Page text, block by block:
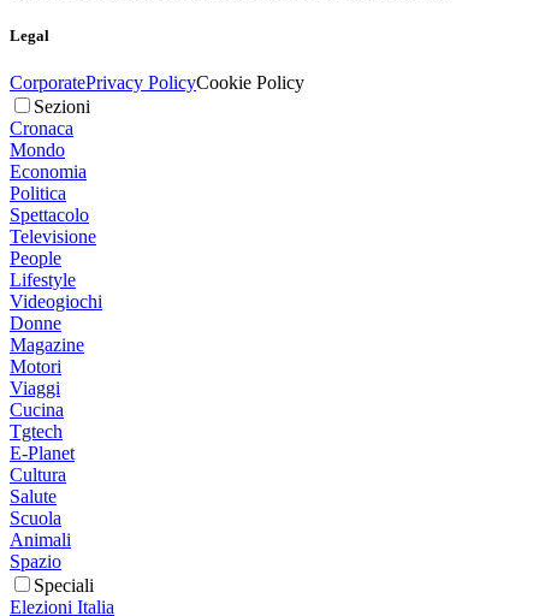
Legal
CorporatePrivacy PolicyCookie Policy
Sezioni
Cronaca
Mondo
Economia
Politica
Spettacolo
Televisione
People
Lifestyle
Videogiochi
Donne
Magazine
Motori
Viaggi
Cucina
Tgtech
E-Planet
Cultura
Salute
Scuola
Animali
Spazio
Speciali
Elezioni Italia